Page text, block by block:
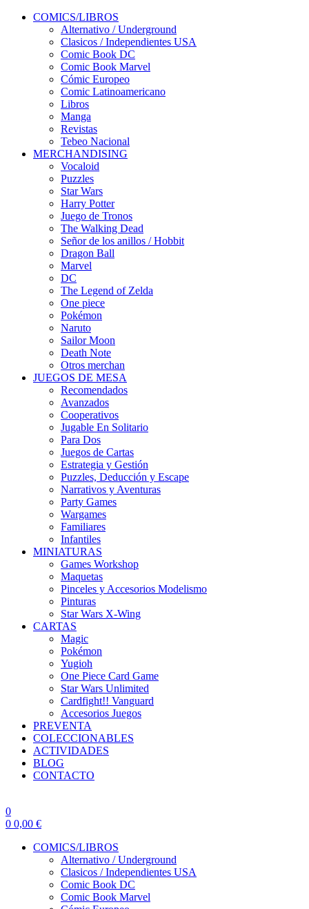
COMICS/LIBROS
Alternativo / Underground
Clasicos / Independientes USA
Comic Book DC
Comic Book Marvel
Cómic Europeo
Comic Latinoamericano
Libros
Manga
Revistas
Tebeo Nacional
MERCHANDISING
Vocaloid
Puzzles
Star Wars
Harry Potter
Juego de Tronos
The Walking Dead
Señor de los anillos / Hobbit
Dragon Ball
Marvel
DC
The Legend of Zelda
One piece
Pokémon
Naruto
Sailor Moon
Death Note
Otros merchan
JUEGOS DE MESA
Recomendados
Avanzados
Cooperativos
Jugable En Solitario
Para Dos
Juegos de Cartas
Estrategia y Gestión
Puzzles, Deducción y Escape
Narrativos y Aventuras
Party Games
Wargames
Familiares
Infantiles
MINIATURAS
Games Workshop
Maquetas
Pinceles y Accesorios Modelismo
Pinturas
Star Wars X-Wing
CARTAS
Magic
Pokémon
Yugioh
One Piece Card Game
Star Wars Unlimited
Cardfight!! Vanguard
Accesorios Juegos
PREVENTA
COLECCIONABLES
ACTIVIDADES
BLOG
CONTACTO
0
0 0,00 €
COMICS/LIBROS
Alternativo / Underground
Clasicos / Independientes USA
Comic Book DC
Comic Book Marvel